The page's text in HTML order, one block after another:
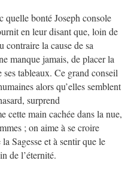
quelle bonté Joseph console
en leur disant que, loin de
contraire la cause de sa
manque jamais, de placer la
tableaux. Ce grand conseil
alors qu’elles semblent
surprend
cette main cachée dans la nue,
; on aime à se croire
Sagesse et à sentir que le
de l’éternité.